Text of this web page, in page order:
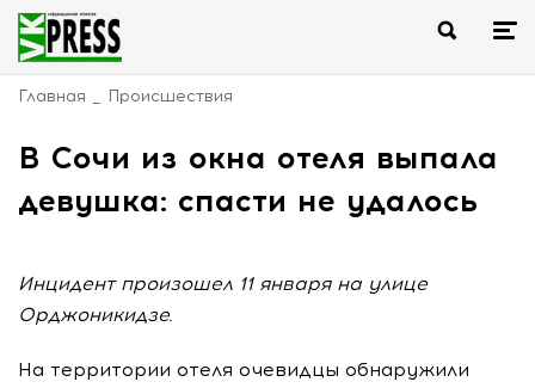
Главная Происшествия
В Сочи из окна отеля выпала
девушка: спасти не удалось
Инцидент произошел 11 января на улице
Орджоникидзе.
На территории отеля очевидцы обнаружили